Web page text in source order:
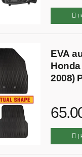
Į
EVA
Honda
2008)
Į